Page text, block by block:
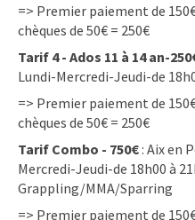
=> Premier paiement de
chèques de 50€ = 250€
Tarif 4 - Ados 11 à 14 an-
Lundi-Mercredi-Jeudi-de
=> Premier paiement de
chèques de 50€ = 250€
Tarif Combo - 750€: Aix en
Mercredi-Jeudi-de 18h00 à
Grappling/MMA/Sparring
=> Premier paiement de